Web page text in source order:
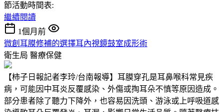
節活動時間表:
繼續閱讀
1個月前
微創耳膜修補的選擇耳內視鏡鼓室成形術
衛生局 醫療保健
【柿子日報記者李玲/台南報導】耳膜穿孔是耳鼻喉科常見疾
病，可能因中耳炎反覆感染、外傷或掏耳朵不慎等原因造成。
部分患者除了聽力下降外，也容易因洗頭、游泳或上呼吸道感